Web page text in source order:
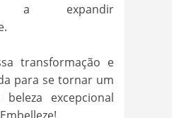
a expandir
transformação e
para se tornar um
excepcional